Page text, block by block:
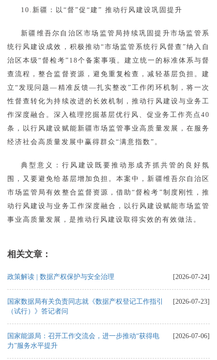
10.新疆：以“督”促“建” 推动行风建设巩固提升
新疆维吾尔自治区市场监管局持续巩固提升市场监管系
统行风建设成效，积极推动“市场监管系统行风督查”纳入自
治区本级“督检考”18个备案事项。建立统一的标准体系与督
查流程，整合监督资源，避免重复检查，减轻基层负担。建
立“发现问题—精准反馈—扎实整改”工作闭环机制，将一次
性督查转化为持续改进的长效机制，推动行风建设与业务工
作深度融合。深入梳理挖掘基层优行风、促业务工作亮点40
条，以行风建设赋能新疆市场监管事业高质量发展，在服务
经济社会高质量发展中赢得群众“满意指数”。
典型意义：行风建设既要推动形成齐抓共管的良好氛
围，又要避免给基层增加负担。本案中，新疆维吾尔自治区
市场监管局有效整合监督资源，借助“督检考”制度刚性，推
动行风建设与业务工作深度融合，以行风建设赋能市场监管
事业高质量发展，是推动行风建设取得实效的有效做法。
相关文章：
[2026-07-24]
政策解读 | 数据产权保护与安全治理
[2026-07-23]
国家数据局有关负责同志就《数据产权登记工作指引
（试行）》答记者问
[2026-07-06]
国家能源局：召开工作交流会，进一步推动“获得电
力”服务水平提升